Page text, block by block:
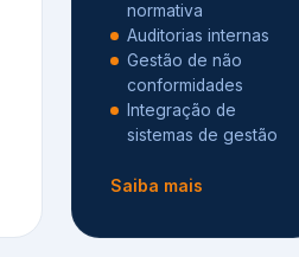
normativa
Auditorias internas
Gestão de não
conformidades
Integração de
sistemas de gestão
Saiba mais